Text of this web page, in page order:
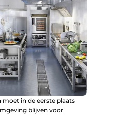
in de eerste plaats
blijven voor